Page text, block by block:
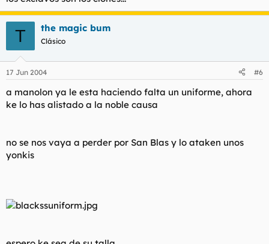
T the magic bum
Clásico
17 Jun 2004 #6
a manolon ya le esta haciendo falta un uniforme, ahora
ke lo has alistado a la noble causa
no se nos vaya a perder por San Blas y lo ataken unos
yonkis